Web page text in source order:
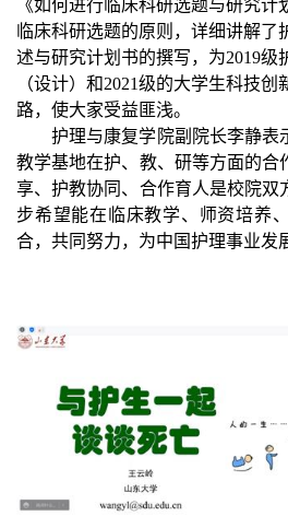
《如何进行临床科研选题与研究
临床科研选题的原则，详细讲解了
述与研究计划书的撰写，为2019级
（设计）和2021级的大学生科技创
路，使大家受益匪浅。
护理与康复学院副院长李静表
教学基地在护、教、研等方面的合
享、护教协同、合作育人是校院双
步希望能在临床教学、师资培养
合，共同努力，为中国护理事业发